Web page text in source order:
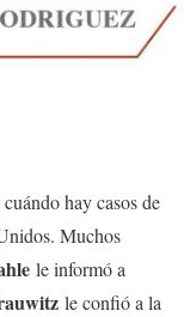
hay casos de
Muchos
le informó a
le confió a la